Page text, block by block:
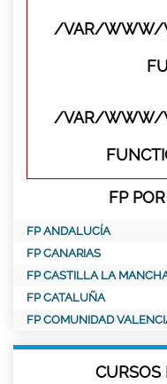
/VAR/WWW/
/VAR/WWW/
FP
FP ANDALUCÍA
FP CANARIAS
FP CASTILLA LA
FP CATALUÑA
FP COMUNIDAD
CURSOS